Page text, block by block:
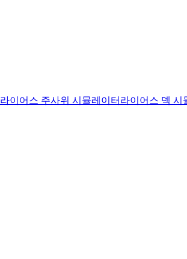
라이어스 주사위 시뮬레이터 라이어스 덱 시